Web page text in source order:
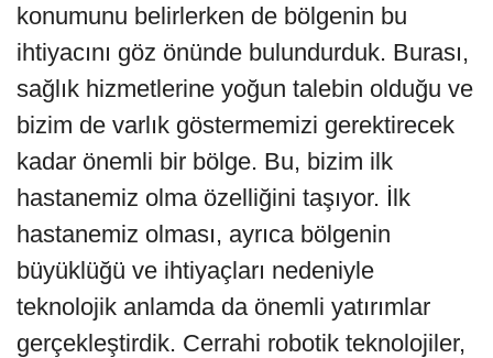
konumunu belirlerken de bölgenin bu
ihtiyacını göz önünde bulundurduk. Burası,
sağlık hizmetlerine yoğun talebin olduğu ve
bizim de varlık göstermemizi gerektirecek
kadar önemli bir bölge. Bu, bizim ilk
hastanemiz olma özelliğini taşıyor. İlk
hastanemiz olması, ayrıca bölgenin
büyüklüğü ve ihtiyaçları nedeniyle
teknolojik anlamda da önemli yatırımlar
gerçekleştirdik. Cerrahi robotik teknolojiler,